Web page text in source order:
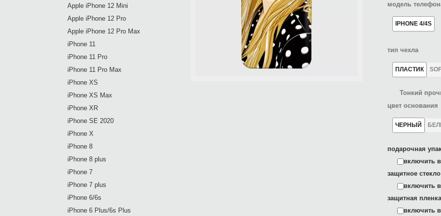
модель
IPHONE 4/4S
тип чехла
ПЛАСТИК
Тонкий
цвет основания
ЧЕРНЫЙ
подарочная
включить в
защитное
включить в
защитная
включить в
Apple iPhone 12 Mini
Apple iPhone 12 Pro
Apple iPhone 12 Pro Max
iPhone 11
iPhone 11 Pro
iPhone 11 Pro Max
iPhone XS
iPhone XS Max
iPhone XR
iPhone SE 2020
iPhone X
iPhone 8
iPhone 8 plus
iPhone 7
iPhone 7 plus
iPhone 6/6s
iPhone 6 Plus/6s Plus